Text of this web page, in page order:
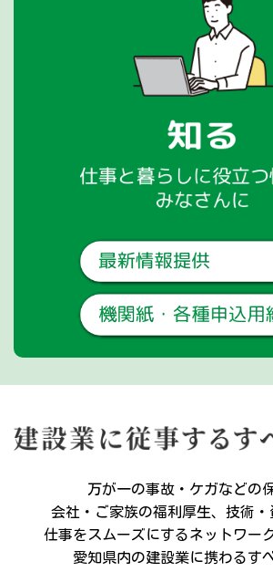
万が一の事故・ケガなどの
会社・ご家族の福利厚生、技術・
仕事をスムーズにするネットワー
愛知県内の建設業に携わるす